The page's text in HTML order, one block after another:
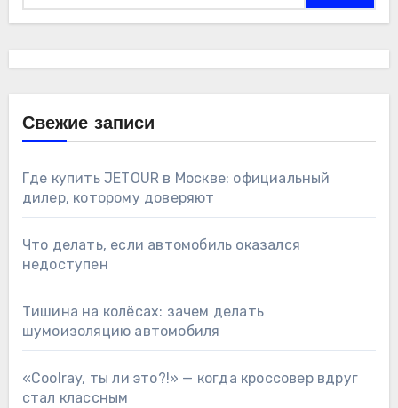
Свежие записи
Где купить JETOUR в Москве: официальный
дилер, которому доверяют
Что делать, если автомобиль оказался
недоступен
Тишина на колёсах: зачем делать
шумоизоляцию автомобиля
«Coolray, ты ли это?!» — когда кроссовер вдруг
стал классным